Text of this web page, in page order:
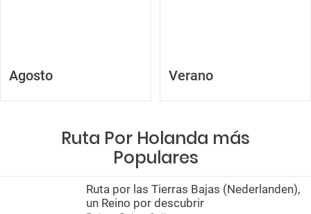
Agosto Verano
Ruta Por Holanda más
Populares
Ruta por las Tierras Bajas (Nederlanden),
un Reino por descubrir